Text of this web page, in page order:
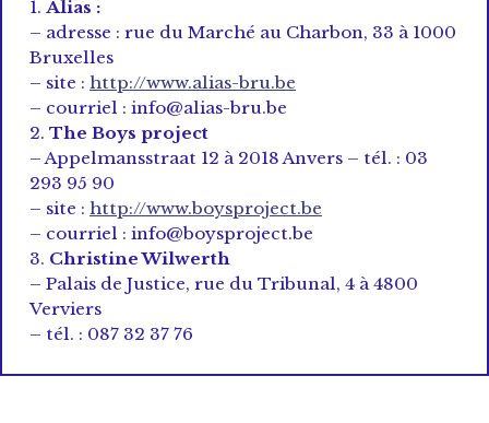
1. Alias :
– adresse : rue du Marché au Charbon, 33 à 1000
Bruxelles
– site : http://www.alias-bru.be
– courriel : info@alias-bru.be
2. The Boys project
– Appelmansstraat 12 à 2018 Anvers – tél. : 03
293 95 90
– site : http://www.boysproject.be
– courriel : info@boysproject.be
3. Christine Wilwerth
– Palais de Justice, rue du Tribunal, 4 à 4800
Verviers
– tél. : 087 32 37 76